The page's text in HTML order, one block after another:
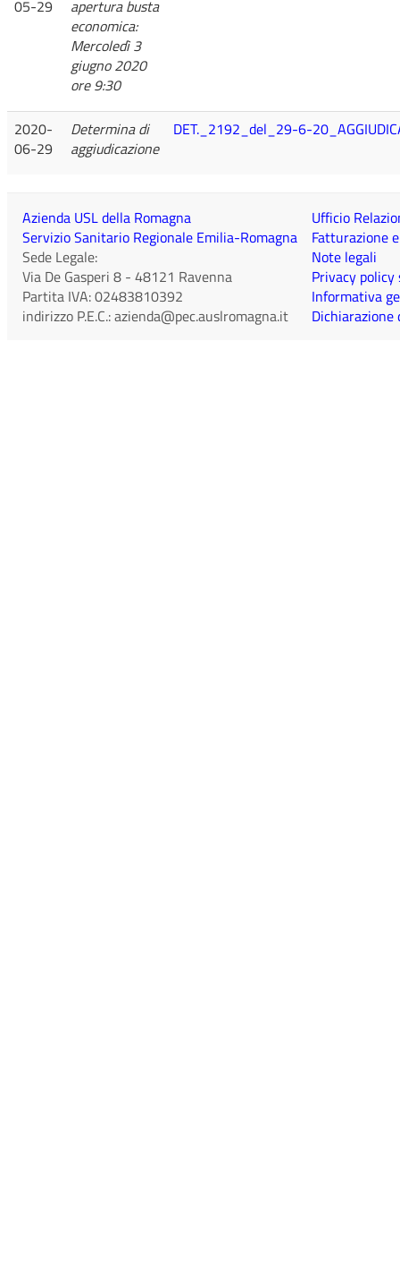
05-29
apertura busta
economica:
Mercoledì 3
giugno 2020
ore 9:30
2020-
06-29
Determina di
aggiudicazione
DET._2192_del_29-6-
Azienda USL della Romagna
Servizio Sanitario Regionale Emilia-Romagna
Sede Legale:
Via De Gasperi 8 - 48121 Ravenna
Partita IVA:02483810392
indirizzo P.E.C.:azienda@pec.auslromagna.it
Ufficio
Fatturazione
Note legali
Privacy
Informativa
Dichiarazione